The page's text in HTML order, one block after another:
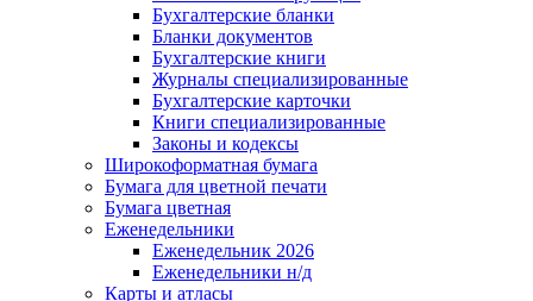
Бухгалтерские бланки
Бланки документов
Бухгалтерские книги
Журналы специализированные
Бухгалтерские карточки
Книги специализированные
Законы и кодексы
Широкоформатная бумага
Бумага для цветной печати
Бумага цветная
Еженедельники
Еженедельник 2026
Еженедельники н/д
Карты и атласы